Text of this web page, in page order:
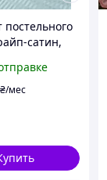
постельного
сатин,
₴/мес